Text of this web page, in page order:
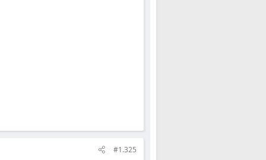
#1.325